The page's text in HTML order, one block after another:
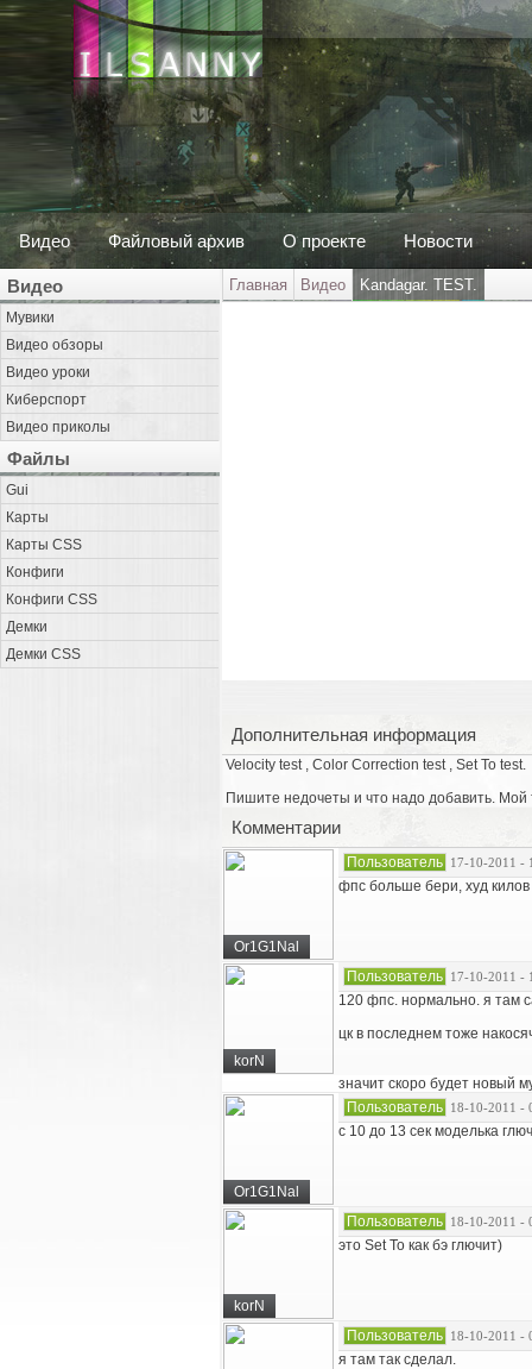
Видео Файловый архив О проекте Новости
Видео
Мувики
Видео обзоры
Видео уроки
Киберспорт
Видео приколы
Файлы
Gui
Карты
Карты CSS
Конфиги
Конфиги CSS
Демки
Демки CSS
Главная Видео Kandagar. TEST.
Дополнительная информация
Velocity test , Color Correction test , Set To test.
Пишите недочеты и что надо добавить. Мой
Комментарии
Or1G1Nal
Пользователь 17-10-2011 -
фпс больше бери, худ
korN
Пользователь 17-10-2011 -
120 фпс. нормально. я там
цк в последнем тоже
значит скоро будет новый
Or1G1Nal
Пользователь 18-10-2011 -
с 10 до 13 сек моделька
korN
Пользователь 18-10-2011 -
это Set To как бэ глючит)
Пользователь 18-10-2011 -
я там так сделал.